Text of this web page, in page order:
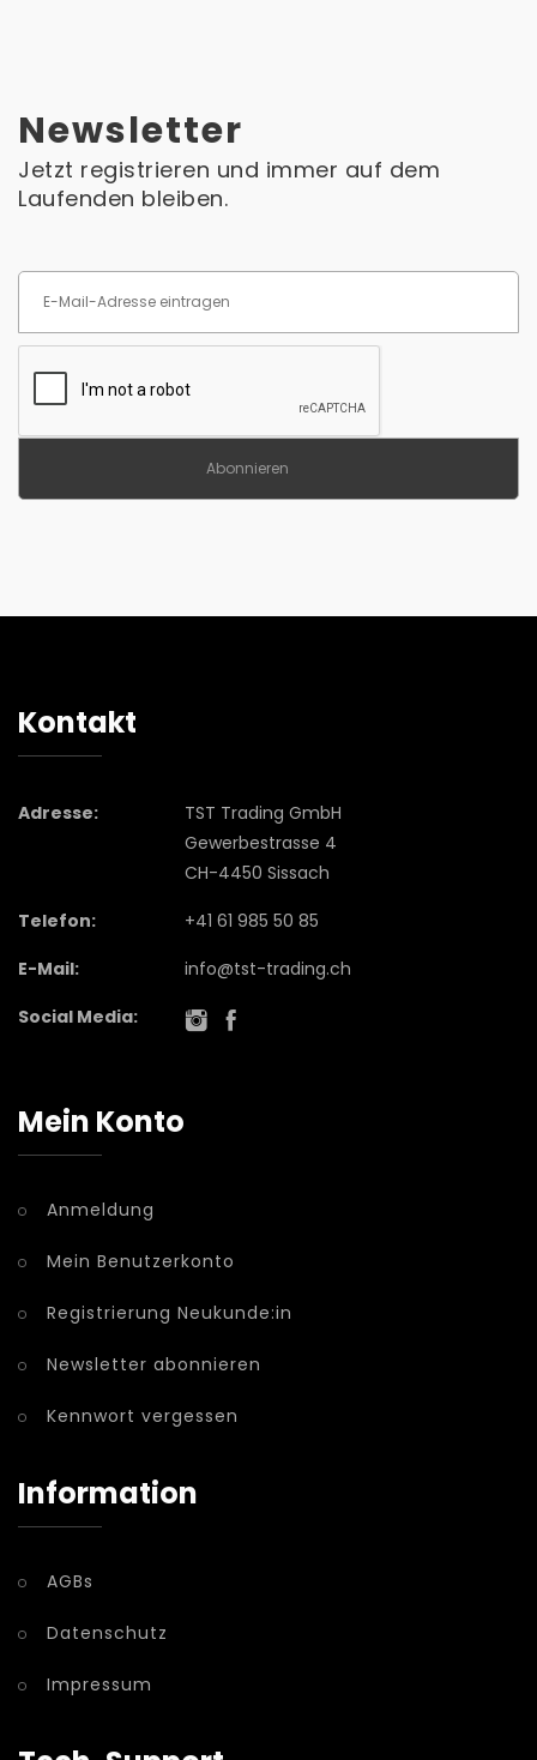
Newsletter
Jetzt registrieren und immer auf dem
Laufenden bleiben.
Kontakt
Adresse:
TST Trading GmbH
Gewerbestrasse 4
CH-4450 Sissach
Telefon:
+41 61 985 50 85
E-Mail:
info@tst-trading.ch
Social Media:
Mein Konto
Anmeldung
Mein Benutzerkonto
Registrierung Neukunde:in
Newsletter abonnieren
Kennwort vergessen
Information
AGBs
Datenschutz
Impressum